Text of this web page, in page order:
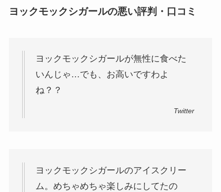
ヨックモックシガールの悪い評判・口コミ
ヨックモックシガールが無性に食べた
いんじゃ…でも、お高いですわよ
ね？？
Twitter
ヨックモックシガールのアイスクリー
ム。めちゃめちゃ楽しみにしてたの